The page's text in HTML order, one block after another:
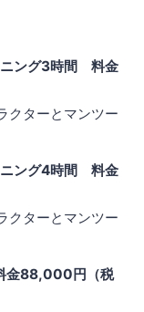
ニング3時間 料金
ターとマンツー
ニング4時間 料金
ターとマンツー
金88,000円（税